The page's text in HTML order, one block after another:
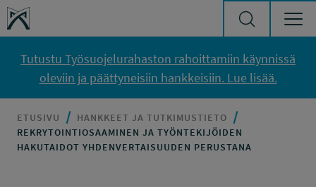
Siirry sisältöön
Työsuojelurahasto
Tutustu Työsuojelurahaston rahoittamiin käynnissä
oleviin ja päättyneisiin hankkeisiin. Lue lisää.
ETUSIVU
HANKKEET JA TUTKIMUSTIETO
REKRYTOINTIOSAAMINEN JA TYÖNTEKIJÖIDEN
HAKUTAIDOT YHDENVERTAISUUDEN PERUSTANA